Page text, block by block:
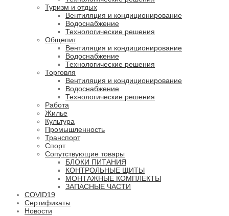
Туризм и отдых
Вентиляция и кондиционирование
Водоснабжение
Технологические решения
Общепит
Вентиляция и кондиционирование
Водоснабжение
Технологические решения
Торговля
Вентиляция и кондиционирование
Водоснабжение
Технологические решения
Работа
Жилье
Культура
Промышленность
Транспорт
Спорт
Сопутствующие товары
БЛОКИ ПИТАНИЯ
КОНТРОЛЬНЫЕ ЩИТЫ
МОНТАЖНЫЕ КОМПЛЕКТЫ
ЗАПАСНЫЕ ЧАСТИ
COVID19
Сертификаты
Новости